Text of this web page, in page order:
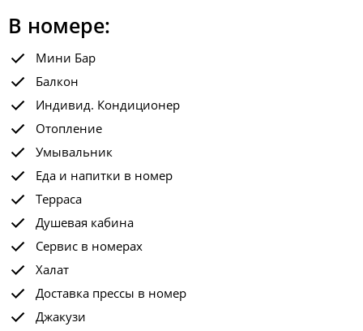
В номере:
Мини Бар
Балкон
Индивид. Кондиционер
Отопление
Умывальник
Еда и напитки в номер
Терраса
Душевая кабина
Сервис в номерах
Халат
Доставка прессы в номер
Джакузи